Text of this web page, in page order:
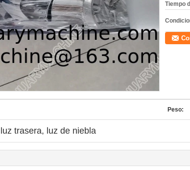
Tiempo
Peso:
trasera, luz de niebla